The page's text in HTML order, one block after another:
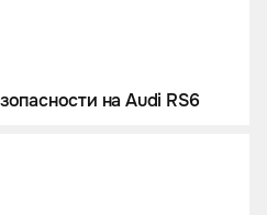
на Audi RS6